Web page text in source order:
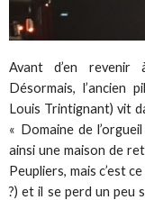
Avant d’en revenir
Désormais, l’ancien
Louis Trintignant) vit
« Domaine de
ainsi une maison de
Peupliers, mais c’est
?) et il se perd un peu